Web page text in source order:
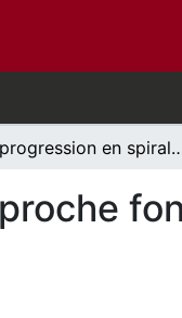
La progression en spirale dans l'approche